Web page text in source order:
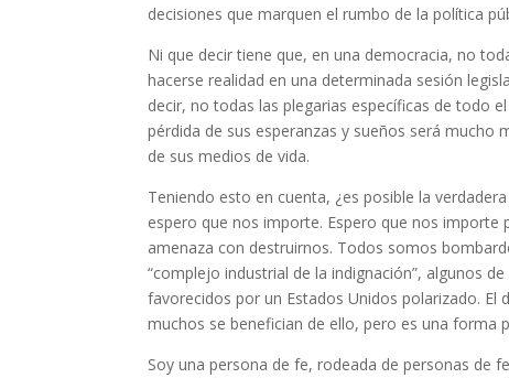
decisiones que marquen el rumbo de la política
Ni que decir tiene que, en una democracia, no
hacerse realidad en una determinada sesión
decir, no todas las plegarias específicas de todo
pérdida de sus esperanzas y sueños será mucho
de sus medios de vida.
Teniendo esto en cuenta, ¿es posible la
espero que nos importe. Espero que nos importe
amenaza con destruirnos. Todos somos
“complejo industrial de la indignación”, algunos
favorecidos por un Estados Unidos polarizado. El
muchos se benefician de ello, pero es una forma
Soy una persona de fe, rodeada de personas de